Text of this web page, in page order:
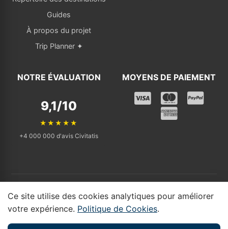
Guides
À propos du projet
Trip Planner ✦
NOTRE ÉVALUATION
9,1/10
★★★★★
+4 000 000 d'avis Civitatis
MOYENS DE PAIEMENT
qui renvoie vers Civitatis.
Ce site utilise des cookies analytiques pour améliorer
votre expérience. Politique de Cookies.